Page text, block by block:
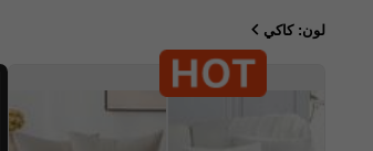
لون: كاكي